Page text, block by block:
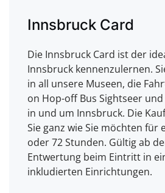
Innsbruck Card
Die Innsbruck Card ist der
Innsbruck kennenzulernen.
in all unsere Museen, die
on Hop-off Bus Sightseer
in und um Innsbruck. Die
Sie ganz wie Sie möchten für
oder 72 Stunden. Gültig ab
Entwertung beim Eintritt in
inkludierten Einrichtungen.